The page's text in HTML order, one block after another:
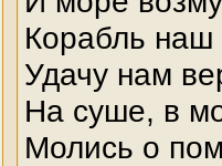
Корабль наш
Удачу нам
На суше, в
Молись о